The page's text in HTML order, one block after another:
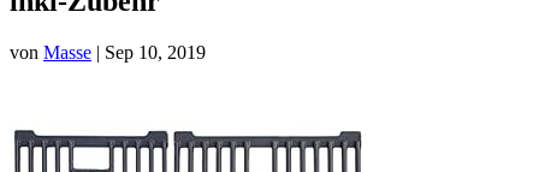
von Masse | Sep 10, 2019